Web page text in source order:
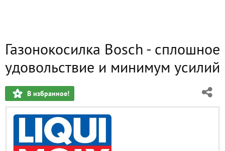
Газонокосилка Bosch - сплошное
удовольствие и минимум усилий
В избранное!